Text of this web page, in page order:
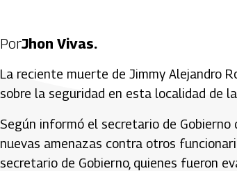
PorJhon Vivas.
La reciente muerte de Jimmy Alejandro
sobre la seguridad en esta localidad de
Según informó el secretario de Gobierno
nuevas amenazas contra otros
secretario de Gobierno, quienes fueron